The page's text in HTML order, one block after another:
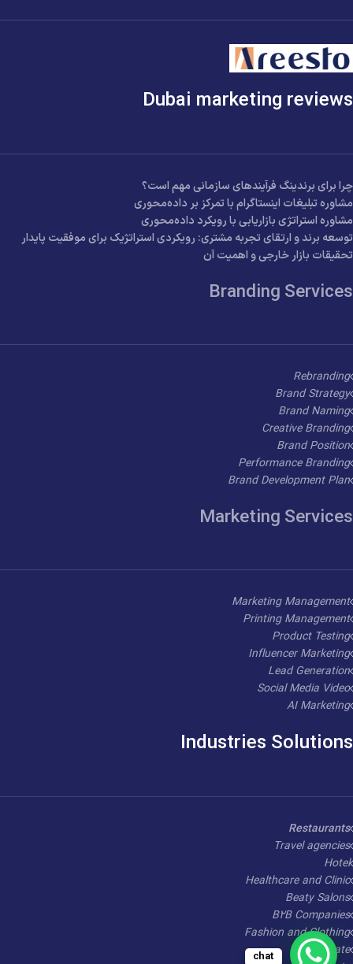
Dubai marketing reviews
چرا برای برندینگ فرآیندهای سازمانی مهم است؟
مشاوره تبلیغات اینستاگرام با تمرکز بر داده‌محوری
مشاوره استراتژی بازاریابی با رویکرد داده‌محوری
توسعه برند و ارتقای تجربه مشتری: رویکردی استراتژیک برای موفقیت پایدار
تحقیقات بازار خارجی و اهمیت آن
Branding Services
Rebranding
Brand Strategy
Brand Naming
Creative Branding
Brand Position
Performance Branding
Brand Development Plan
Marketing Services
Marketing Management
Printing Management
Product Testing
Influencer Marketing
Lead Generation
Social Media Video
AI Marketing
Industries Solutions
Restaurants
Travel agencies
Hotel
Healthcare and Clinic
Beaty Salons
B2B Companies
Fashion and Clothing
Real Estate
chat